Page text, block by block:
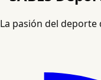
La pasión del deporte